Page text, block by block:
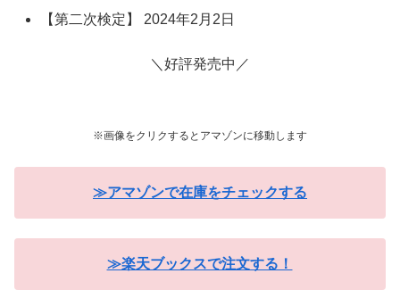
【第二次検定】 2024年2月2日
＼好評発売中／
※画像をクリクするとアマゾンに移動します
≫アマゾンで在庫をチェックする
≫楽天ブックスで注文する！